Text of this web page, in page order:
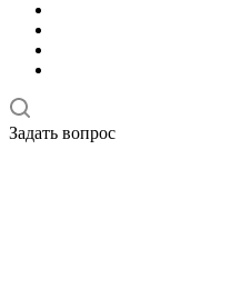
Задать вопрос